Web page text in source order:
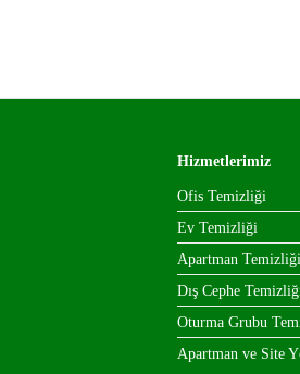
Hizmetlerimiz
Ofis Temizliği
Ev Temizliği
Apartman Temizliği
Dış Cephe
Oturma Grubu
Apartman ve Site